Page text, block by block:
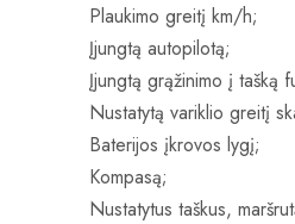
Plaukimo greitį km/h;
Įjungtą autopilotą;
Įjungtą grąžinimo į tašką
Nustatytą variklio greitį
Baterijos įkrovos lygį;
Kompasą;
Nustatytus taškus,